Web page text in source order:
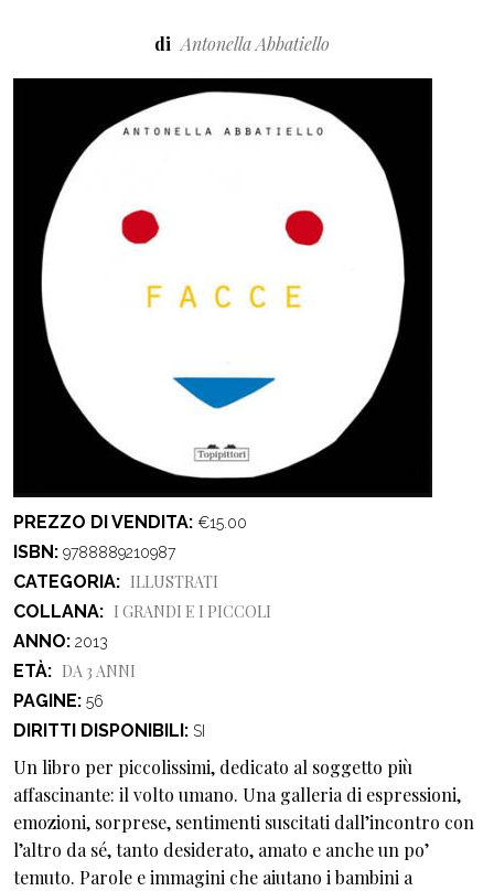
di Antonella Abbatiello
PREZZO DI VENDITA €15.00
ISBN 9788889210987
CATEGORIA
ILLUSTRATI
COLLANA
I GRANDI E I PICCOLI
ANNO 2013
ETÀ
DA 3 ANNI
PAGINE 56
DIRITTI DISPONIBILI SI
Un libro per piccolissimi, dedicato al soggetto più
affascinante: il volto umano. Una galleria di espressioni,
emozioni, sorprese, sentimenti suscitati dall’incontro con
l’altro da sé, tanto desiderato, amato e anche un po’
temuto. Parole e immagini che aiutano i bambini a